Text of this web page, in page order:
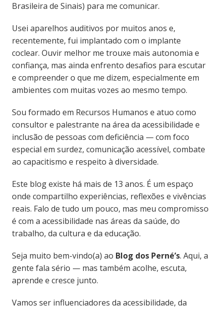
Brasileira de Sinais) para me comunicar.
Usei aparelhos auditivos por muitos anos e,
recentemente, fui implantado com o implante
coclear. Ouvir melhor me trouxe mais autonomia e
confiança, mas ainda enfrento desafios para escutar
e compreender o que me dizem, especialmente em
ambientes com muitas vozes ao mesmo tempo.
Sou formado em Recursos Humanos e atuo como
consultor e palestrante na área da acessibilidade e
inclusão de pessoas com deficiência — com foco
especial em surdez, comunicação acessível, combate
ao capacitismo e respeito à diversidade.
Este blog existe há mais de 13 anos. É um espaço
onde compartilho experiências, reflexões e vivências
reais. Falo de tudo um pouco, mas meu compromisso
é com a acessibilidade nas áreas da saúde, do
trabalho, da cultura e da educação.
Seja muito bem-vindo(a) ao Blog dos Perné’s. Aqui, a
gente fala sério — mas também acolhe, escuta,
aprende e cresce junto.
Vamos ser influenciadores da acessibilidade, da